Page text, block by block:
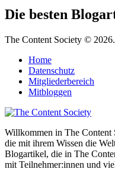
Die besten
The Content Society © 2026.
Home
Datenschutz
Mitgliederbereich
Mitbloggen
Willkommen in The Content
die mit ihrem Wissen die
Blogartikel, die in The
mit Teilnehmer:innen und